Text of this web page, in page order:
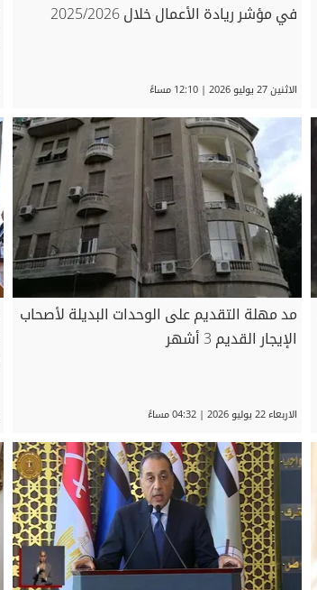
في مؤشر ريادة الأعمال خلال 2025/2026
الاثنين 27 يوليو 2026 | 12:10 مساءً
مد مهلة التقديم على الوحدات البديلة لأصحاب
الإيجار القديم 3 أشهر
الاربعاء 22 يوليو 2026 | 04:32 مساءً